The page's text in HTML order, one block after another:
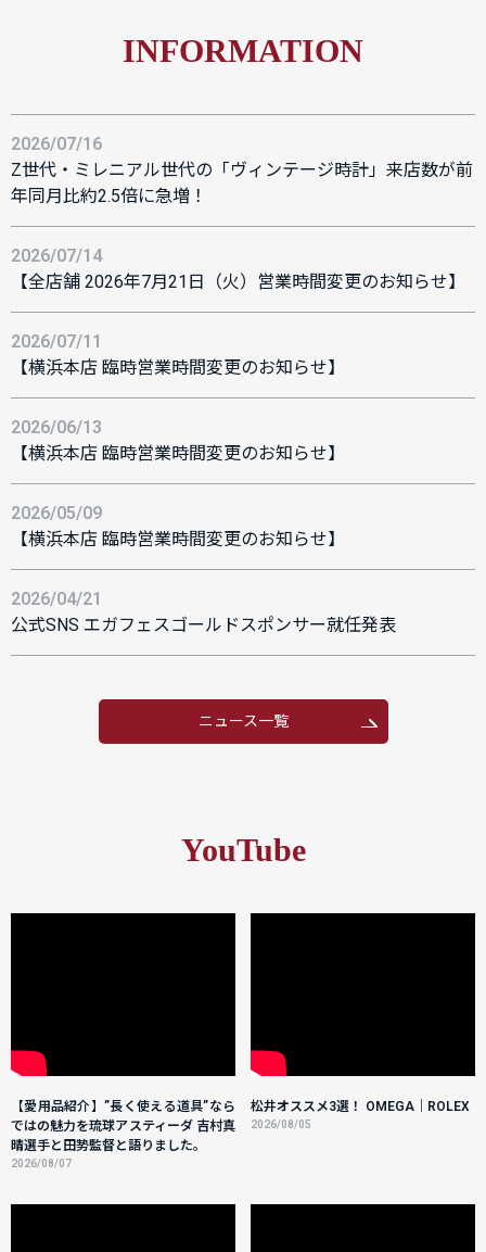
INFORMATION
2026/07/16
Z世代・ミレニアル世代の「ヴィンテージ時計」来店数が前
年同月比約2.5倍に急増！
2026/07/14
【全店舗 2026年7月21日（火）営業時間変更のお知らせ】
2026/07/11
【横浜本店 臨時営業時間変更のお知らせ】
2026/06/13
【横浜本店 臨時営業時間変更のお知らせ】
2026/05/09
【横浜本店 臨時営業時間変更のお知らせ】
2026/04/21
公式SNS エガフェスゴールドスポンサー就任発表
ニュース一覧
YouTube
【愛用品紹介】”長く使える道具”なら
ではの魅力を琉球アスティーダ 吉村真
晴選手と田㔟監督と語りました。
2026/08/07
松井オススメ3選！ OMEGA｜ROLEX
2026/08/05